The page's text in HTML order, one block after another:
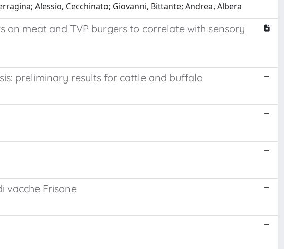
Alessio, Cecchinato; Giovanni, Bittante; Andrea, Albera
meat and TVP burgers to correlate with sensory
preliminary results for cattle and buffalo
vacche Frisone